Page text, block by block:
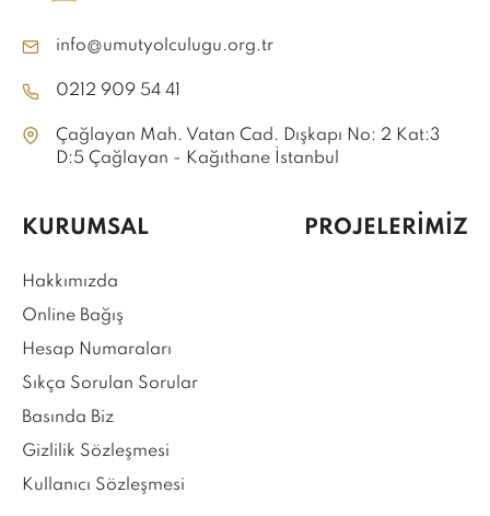
info@umutyolculugu.org.tr
0212 909 54 41
Çağlayan Mah. Vatan Cad. Dışkapı No: 2 Kat:3
D:5 Çağlayan - Kağıthane İstanbul
KURUMSAL
Hakkımızda
Online Bağış
Hesap Numaraları
Sıkça Sorulan Sorular
Basında Biz
Gizlilik Sözleşmesi
Kullanıcı Sözleşmesi
PROJELERİMİZ